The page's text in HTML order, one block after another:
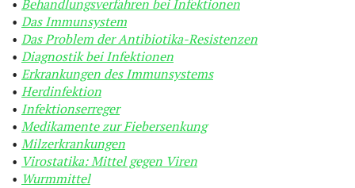
Behandlungsverfahren bei Infektionen
Das Immunsystem
Das Problem der Antibiotika-Resistenzen
Diagnostik bei Infektionen
Erkrankungen des Immunsystems
Herdinfektion
Infektionserreger
Medikamente zur Fiebersenkung
Milzerkrankungen
Virostatika: Mittel gegen Viren
Wurmmittel